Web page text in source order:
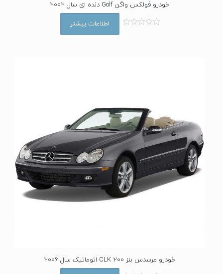
خودرو فولکس واگن Golf دنده ای سال 2002
اطلاعات بیشتر
خودرو مرسدس بنز CLK 200 اتوماتیک سال 2006